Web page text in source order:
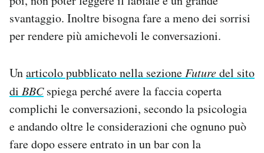
svantaggio. Inoltre bisogna fare a meno dei sorrisi
per rendere più amichevoli le conversazioni.
Unarticolo pubblicato nella sezioneFuturedel sito
di BBCspiega perché avere la faccia coperta
complichi le conversazioni, secondo la psicologia
e andando oltre le considerazioni che ognuno può
fare dopo essere entrato in un bar con la